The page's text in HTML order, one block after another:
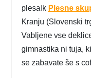
plesalk Plesne
Kranju (Slovenski
Vabljene vse
gimnastika ni tuja,
se zabavate še s